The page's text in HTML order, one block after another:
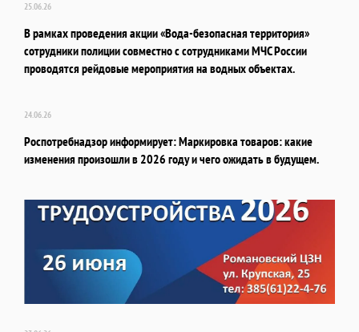
25.06.26
В рамках проведения акции «Вода-безопасная территория»
сотрудники полиции совместно с сотрудниками МЧС России
проводятся рейдовые мероприятия на водных объектах.
24.06.26
Роспотребнадзор информирует: Маркировка товаров: какие
изменения произошли в 2026 году и чего ожидать в будущем.